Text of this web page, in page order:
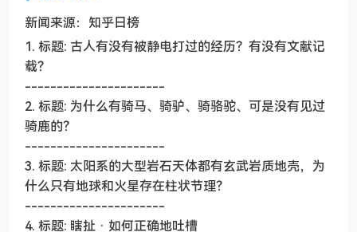
新闻来源：知乎日榜
1. 标题: 古人有没有被静电打过的经历？有没有文献记
载？
----------------------
2. 标题: 为什么有骑马、骑驴、骑骆驼、可是没有见过
骑鹿的？
----------------------
3. 标题: 太阳系的大型岩石天体都有玄武岩质地壳，为
什么只有地球和火星存在柱状节理？
----------------------
4. 标题: 瞎扯 · 如何正确地吐槽